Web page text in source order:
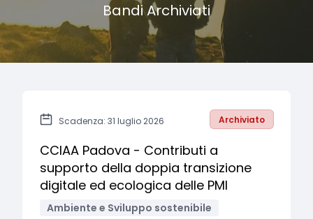
Bandi Archiviati
Scadenza: 31 luglio 2026 Archiviato
CCIAA Padova - Contributi a
supporto della doppia transizione
digitale ed ecologica delle PMI
Ambiente e Sviluppo sostenibile